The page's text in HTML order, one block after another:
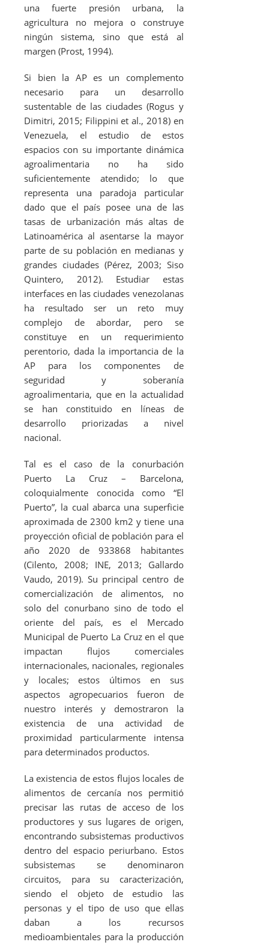
una fuerte presión urbana, la
agricultura no mejora o construye
ningún sistema, sino que está al
margen (Prost, 1994).
Si bien la AP es un complemento
necesario para un desarrollo
sustentable de las ciudades (Rogus y
Dimitri, 2015; Filippiniet al., 2018) en
Venezuela, el estudio de estos
espacios con su importante dinámica
agroalimentaria no ha sido
suficientemente atendido; lo que
representa una paradoja particular
dado que el país posee una de las
tasas de urbanización más altas de
Latinoamérica al asentarse la mayor
parte de su población en medianas y
grandes ciudades (Pérez, 2003; Siso
Quintero, 2012). Estudiar estas
interfaces en las ciudades venezolanas
ha resultado ser un reto muy
complejo de abordar, pero se
constituye en un requerimiento
perentorio, dada la importancia de la
AP para los componentes de
seguridad y soberanía
agroalimentaria, que en la actualidad
se han constituido en líneas de
desarrollo priorizadas a nivel
nacional.
Tal es el caso de la conurbación
Puerto La Cruz – Barcelona,
coloquialmente conocida como “El
Puerto”, la cual abarca una superficie
aproximada de 2300 km2 y tiene una
proyección oficial de población para el
año 2020 de 933868 habitantes
(Cilento, 2008; INE, 2013; Gallardo
Vaudo, 2019). Su principal centro de
comercialización de alimentos, no
solo del conurbano sino de todo el
oriente del país, es el Mercado
Municipal de Puerto La Cruz en el que
impactan flujos comerciales
internacionales, nacionales, regionales
y locales; estos últimos en sus
aspectos agropecuarios fueron de
nuestro interés y demostraron la
existencia de una actividad de
proximidad particularmente intensa
para determinados productos.
La existencia de estos flujos locales de
alimentos de cercanía nos permitió
precisar las rutas de acceso de los
productores y sus lugares de origen,
encontrando subsistemas productivos
dentro del espacio periurbano. Estos
subsistemas se denominaron
circuitos, para su caracterización,
siendo el objeto de estudio las
personas y el tipo de uso que ellas
daban a los recursos
medioambientales para la producción